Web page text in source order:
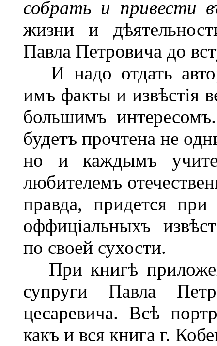
собрать и привести
жизни и
Павла Петровича до
И надо отдать
имъ факты и извѣстія
большимъ
будетъ прочтена не
но и каждымъ
любителемъ
правда, придется
оффиціальныхъ
по своей сухости.
При книгѣ
супруги Павла
цесаревича. Всѣ
какъ и вся книга г.